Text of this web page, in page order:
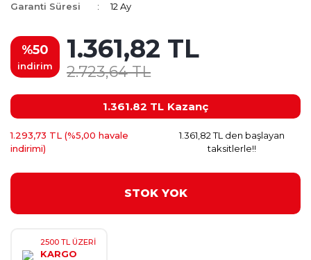
Garanti Süresi
12 Ay
%50
indirim
1.361,82 TL
2.723,64 TL
1.361.82 TL Kazanç
1.293,73 TL (%5,00 havale
indirimi)
1.361,82 TL den başlayan
taksitlerle!!
STOK YOK
2500 TL ÜZERİ
KARGO